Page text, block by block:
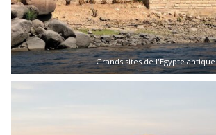
Grands sites de l'Egypte antique